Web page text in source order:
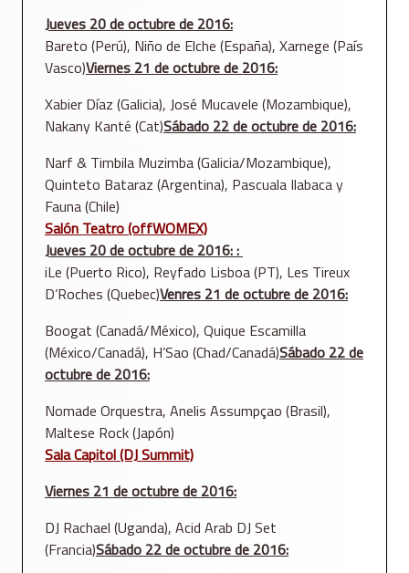
Jueves 20de octubre de 2016:
Bareto (Perú), Niño de Elche (España), Xarnege (País
Vasco)Viernes 21 de octubre de 2016:
Xabier Díaz (Galicia), José Mucavele (Mozambique),
Nakany Kanté (Cat)Sábado 22de octubre de 2016:
Narf & Timbila Muzimba (Galicia/Mozambique),
Quinteto Bataraz (Argentina), Pascuala Ilabaca y
Fauna (Chile)
Salón Teatro (offWOMEX)
Jueves 20de octubre de 2016::
iLe (Puerto Rico), Reyfado Lisboa (PT), Les Tireux
D’Roches (Quebec)Venres 21 de octubre de 2016:
Boogat (Canadá/México), Quique Escamilla
(México/Canadá), H’Sao (Chad/Canadá)Sábado 22de
octubre de 2016:
Nomade Orquestra, Anelis Assumpçao (Brasil),
Maltese Rock (Japón)
Sala Capitol (DJ Summit)
Viernes 21 de octubre de 2016:
DJ Rachael (Uganda), Acid Arab DJ Set
(Francia)Sábado 22de octubre de 2016: